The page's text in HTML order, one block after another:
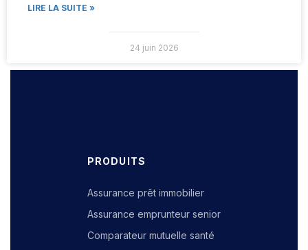
LIRE LA SUITE »
24 juin 2026
PRODUITS
Assurance prêt immobilier
Assurance emprunteur senior
Comparateur mutuelle santé